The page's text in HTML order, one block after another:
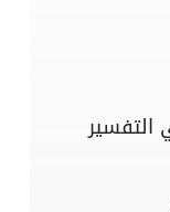
التفسير